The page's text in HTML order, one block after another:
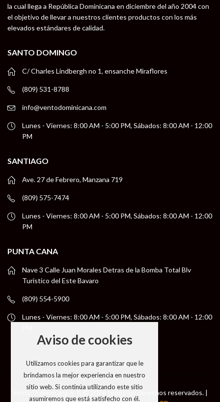
la cual llega a República Dominicana en diciembre del año 2004 con
el objetivo de llevar a nuestros clientes productos con los más
elevados estándares de calidad.
SANTO DOMINGO
C/ Charles Lindbergh no 1, ensanche Miraflores
(809) 531-8788
info@ventodominicana.com
Lunes - Viernes: 8:00 AM - 5:00 PM, Sábados: 8:00 AM - 12:00
PM
SANTIAGO
Ave. 27 de Febrero, Manzana 719
(809) 575-7474
Lunes - Viernes: 8:00 AM - 5:00 PM, Sábados: 8:00 AM - 12:00
PM
PUNTA CANA
Nave 3 Calle Juan Morales Detras de la Bomba Total Blv
Turistico del Este Bavaro
(809) 554-5900
Lunes - Viernes: 8:00 AM - 5:00 PM, Sábados: 8:00 AM - 12:00
Vento Dominicana S. A © 2026 todos los derechos reservados. |
Aviso de cookies
Utilizamos cookies para garantizar que le
brindamos la mejor experiencia en nuestro
sitio web. Si continúa utilizando este sitio
asumiremos que está satisfecho con él.